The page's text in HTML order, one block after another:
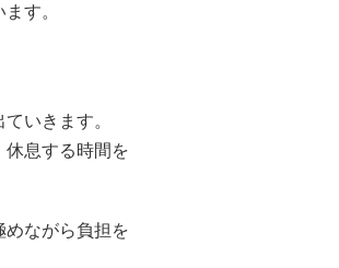
す。
いきます。
休息する時間を
めながら負担を